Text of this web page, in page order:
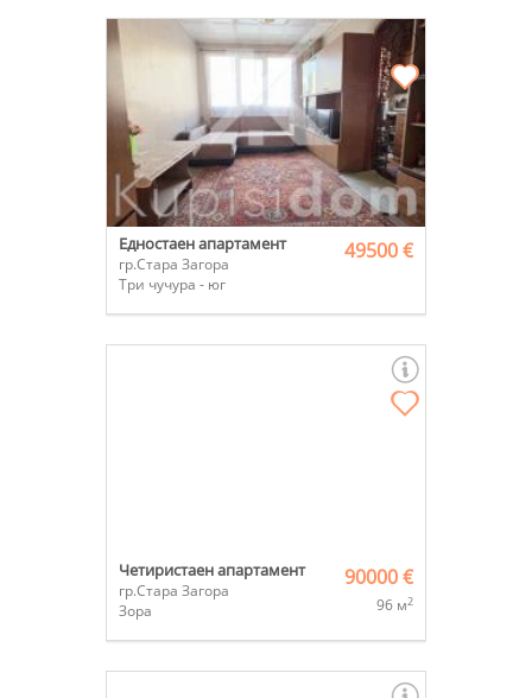
Едностаен апартамент
гр.Стара Загора
Три чучура - юг
49500 €
Четиристаен апартамент
гр.Стара Загора
Зора
90000 €
96 м2